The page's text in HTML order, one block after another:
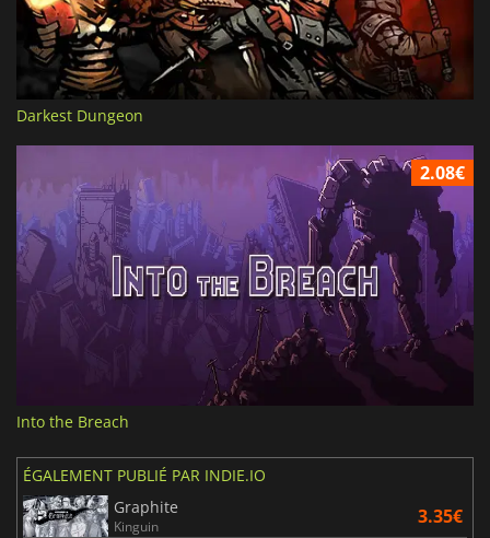
Darkest Dungeon
2.08€
Into the Breach
ÉGALEMENT PUBLIÉ PAR INDIE.IO
Graphite
Kinguin 3.35€